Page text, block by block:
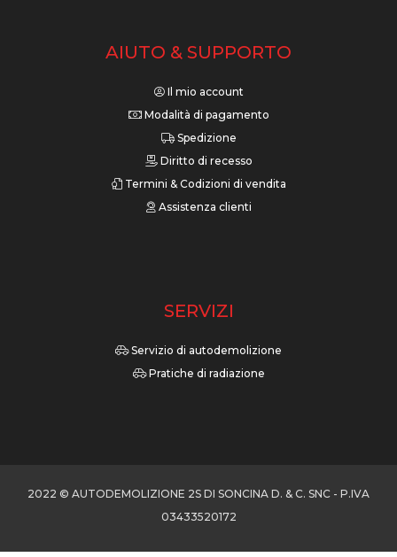
AIUTO & SUPPORTO
Il mio account
Modalità di pagamento
Spedizione
Diritto di recesso
Termini & Codizioni di vendita
Assistenza clienti
SERVIZI
Servizio di autodemolizione
Pratiche di radiazione
2022 © AUTODEMOLIZIONE 2S DI SONCINA D. & C. SNC - P.IVA
03433520172